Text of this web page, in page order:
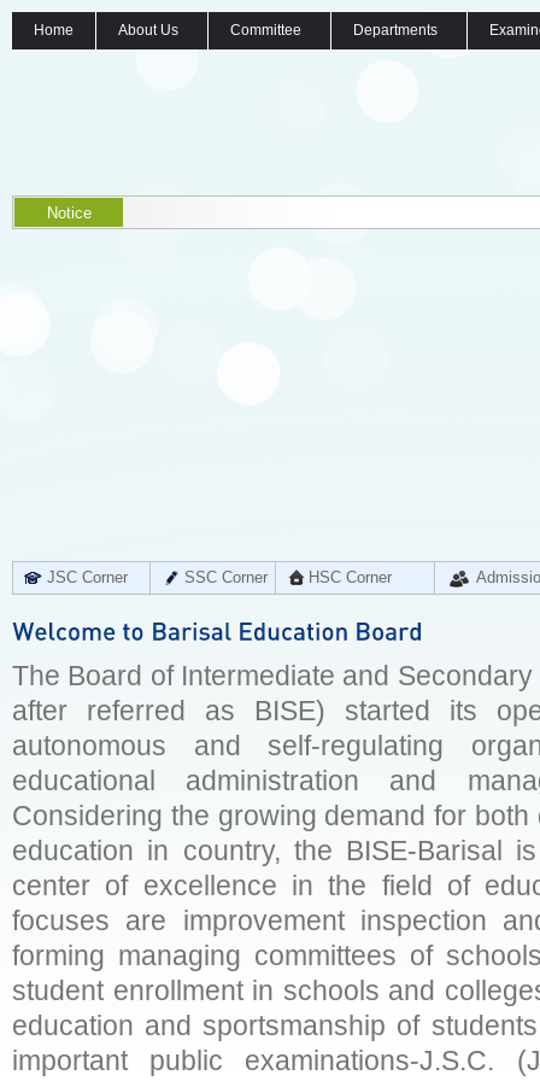
Home About Us Committee Departments
Notice
JSC Corner SSC Corner HSC Corner
The Board of Intermediate and
after referred as BISE) started its
autonomous and self-regulating
educational administration and
Considering the growing demand for
education in country, the BISE-Barisal
center of excellence in the field of
focuses are improvement inspection
forming managing committees of
student enrollment in schools and
education and sportsmanship of
important public examinations-J.S.C.